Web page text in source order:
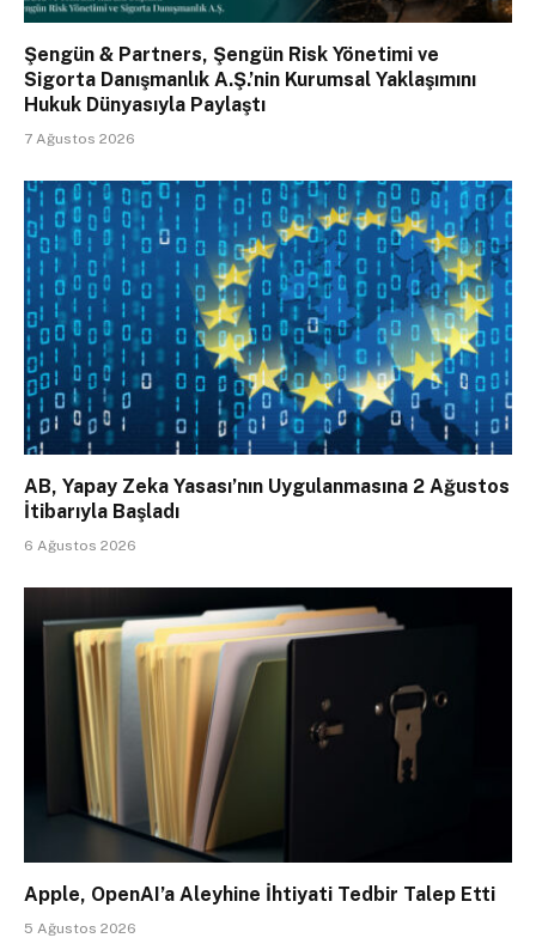
Şengün & Partners, Şengün Risk Yönetimi ve
Sigorta Danışmanlık A.Ş.’nin Kurumsal Yaklaşımını
Hukuk Dünyasıyla Paylaştı
7 Ağustos 2026
AB, Yapay Zeka Yasası’nın Uygulanmasına 2 Ağustos
İtibarıyla Başladı
6 Ağustos 2026
Apple, OpenAI’a Aleyhine İhtiyati Tedbir Talep Etti
5 Ağustos 2026